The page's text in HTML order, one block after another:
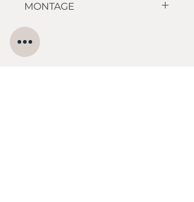
MONTAGE
Underlimning